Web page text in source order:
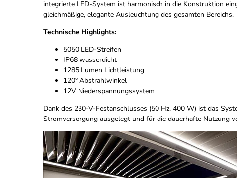
integrierte LED-System ist harmonisch in die Konstruktion
gleichmäßige, elegante Ausleuchtung des gesamten Bereichs.
Technische Highlights:
5050 LED-Streifen
IP68 wasserdicht
1285 Lumen Lichtleistung
120° Abstrahlwinkel
12V Niederspannungssystem
Dank des 230-V-Festanschlusses (50 Hz, 400 W) ist das
Stromversorgung ausgelegt und für die dauerhafte Nutzung